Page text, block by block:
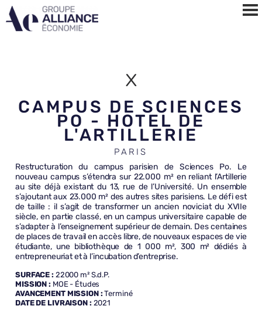
x
CAMPUS DE SCIENCES
PO - HOTEL DE
L'ARTILLERIE
PARIS
Restructuration du campus parisien de Sciences Po. Le
nouveau campus s’étendra sur 22.000 m² en reliant l’Artillerie
au site déjà existant du 13, rue de l’Université. Un ensemble
s’ajoutant aux 23.000 m² des autres sites parisiens. Le défi est
de taille : il s’agit de transformer un ancien noviciat du XVIIe
siècle, en partie classé, en un campus universitaire capable de
s’adapter à l’enseignement supérieur de demain. Des centaines
de places de travail en accès libre, de nouveaux espaces de vie
étudiante, une bibliothèque de 1 000 m², 300 m² dédiés à
entrepreneuriat et à l’incubation d’entreprise.
SURFACE : 22000 m² S.d.P.
MISSION : MOE - Études
AVANCEMENT MISSION :Terminé
DATE DE LIVRAISON : 2021